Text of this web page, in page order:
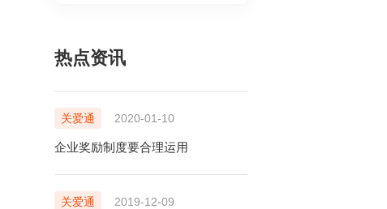
热点资讯
关爱通 2020-01-10
企业奖励制度要合理运用
关爱通 2019-12-09